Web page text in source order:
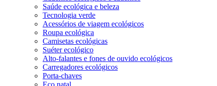
Saúde ecológica e beleza
Tecnologia verde
Acessórios de viagem ecológicos
Roupa ecológica
Camisetas ecológicas
Suéter ecológico
Alto-falantes e fones de ouvido ecológicos
Carregadores ecológicos
Porta-chaves
Eco natal